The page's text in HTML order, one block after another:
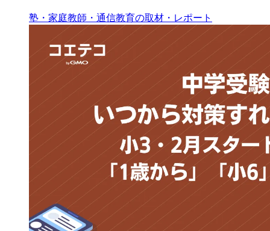
塾・家庭教師・通信教育の取材・レポート